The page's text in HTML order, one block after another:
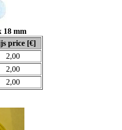
18 mm
price [€]
2,00
2,00
2,00